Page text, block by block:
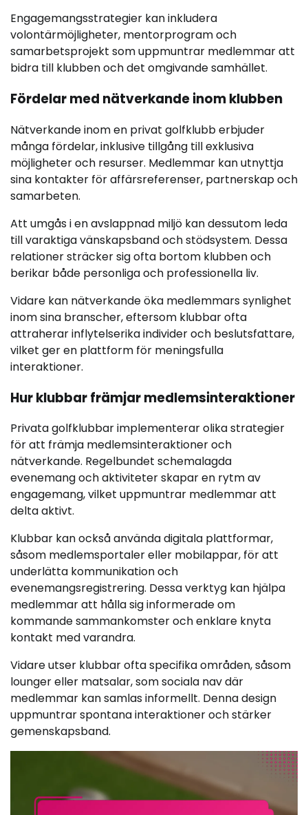
Engagemangsstrategier kan inkludera
volontärmöjligheter, mentorprogram och
samarbetsprojekt som uppmuntrar medlemmar att
bidra till klubben och det omgivande samhället.
Fördelar med nätverkande inom klubben
Nätverkande inom en privat golfklubb erbjuder
många fördelar, inklusive tillgång till exklusiva
möjligheter och resurser. Medlemmar kan utnyttja
sina kontakter för affärsreferenser, partnerskap och
samarbeten.
Att umgås i en avslappnad miljö kan dessutom leda
till varaktiga vänskapsband och stödsystem. Dessa
relationer sträcker sig ofta bortom klubben och
berikar både personliga och professionella liv.
Vidare kan nätverkande öka medlemmars synlighet
inom sina branscher, eftersom klubbar ofta
attraherar inflytelserika individer och beslutsfattare,
vilket ger en plattform för meningsfulla
interaktioner.
Hur klubbar främjar medlemsinteraktioner
Privata golfklubbar implementerar olika strategier
för att främja medlemsinteraktioner och
nätverkande. Regelbundet schemalagda
evenemang och aktiviteter skapar en rytm av
engagemang, vilket uppmuntrar medlemmar att
delta aktivt.
Klubbar kan också använda digitala plattformar,
såsom medlemsportaler eller mobilappar, för att
underlätta kommunikation och
evenemangsregistrering. Dessa verktyg kan hjälpa
medlemmar att hålla sig informerade om
kommande sammankomster och enklare knyta
kontakt med varandra.
Vidare utser klubbar ofta specifika områden, såsom
lounger eller matsalar, som sociala nav där
medlemmar kan samlas informellt. Denna design
uppmuntrar spontana interaktioner och stärker
gemenskapsband.